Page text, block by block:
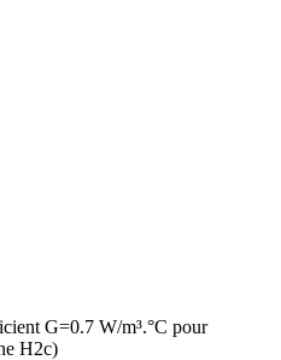
G=0.7 W/m³.°C pour
H2c)